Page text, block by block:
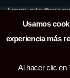
Email:
Usamos
experiencia más
Al hacer clic en